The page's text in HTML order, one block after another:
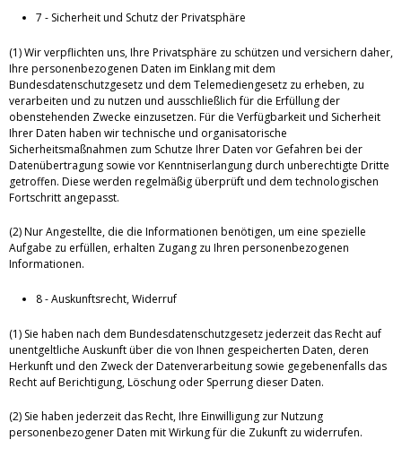
7 - Sicherheit und Schutz der Privatsphäre
(1) Wir verpflichten uns, Ihre Privatsphäre zu schützen und versichern daher,
Ihre personenbezogenen Daten im Einklang mit dem
Bundesdatenschutzgesetz und dem Telemediengesetz zu erheben, zu
verarbeiten und zu nutzen und ausschließlich für die Erfüllung der
obenstehenden Zwecke einzusetzen. Für die Verfügbarkeit und Sicherheit
Ihrer Daten haben wir technische und organisatorische
Sicherheitsmaßnahmen zum Schutze Ihrer Daten vor Gefahren bei der
Datenübertragung sowie vor Kenntniserlangung durch unberechtigte Dritte
getroffen. Diese werden regelmäßig überprüft und dem technologischen
Fortschritt angepasst.
(2) Nur Angestellte, die die Informationen benötigen, um eine spezielle
Aufgabe zu erfüllen, erhalten Zugang zu Ihren personenbezogenen
Informationen.
8 - Auskunftsrecht, Widerruf
(1) Sie haben nach dem Bundesdatenschutzgesetz jederzeit das Recht auf
unentgeltliche Auskunft über die von Ihnen gespeicherten Daten, deren
Herkunft und den Zweck der Datenverarbeitung sowie gegebenenfalls das
Recht auf Berichtigung, Löschung oder Sperrung dieser Daten.
(2) Sie haben jederzeit das Recht, Ihre Einwilligung zur Nutzung
personenbezogener Daten mit Wirkung für die Zukunft zu widerrufen.